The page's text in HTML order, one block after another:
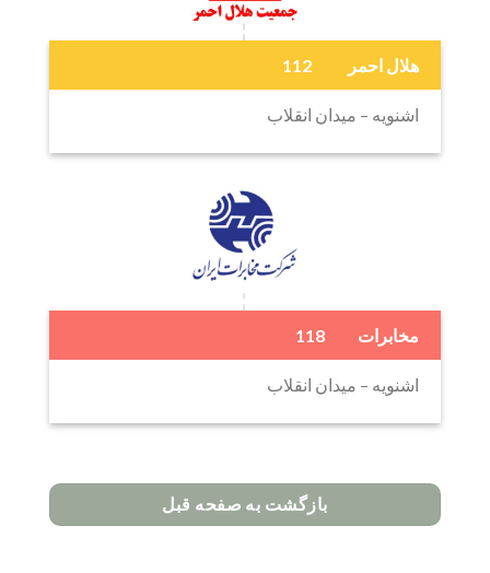
هلال احمر 112
اشنویه – میدان انقلاب
مخابرات 118
اشنویه – میدان انقلاب
بازگشت به صفحه قبل